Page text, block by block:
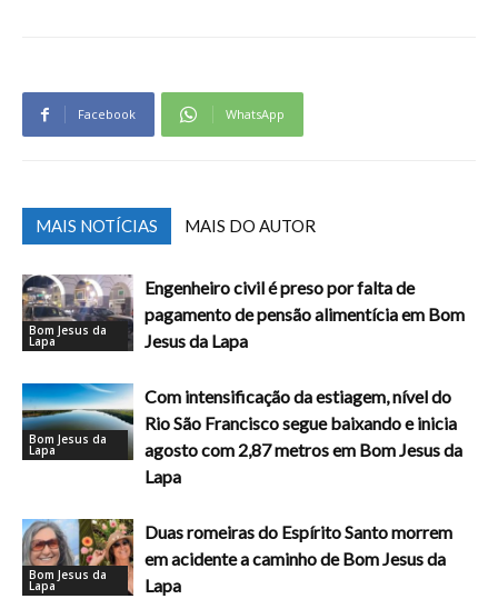
Facebook WhatsApp
MAIS NOTÍCIAS MAIS DO AUTOR
Bom Jesus da
Lapa
Engenheiro civil é preso por falta de
pagamento de pensão alimentícia em Bom
Jesus da Lapa
Bom Jesus da
Lapa
Com intensificação da estiagem, nível do
Rio São Francisco segue baixando e inicia
agosto com 2,87 metros em Bom Jesus da
Lapa
Bom Jesus da
Lapa
Duas romeiras do Espírito Santo morrem
em acidente a caminho de Bom Jesus da
Lapa